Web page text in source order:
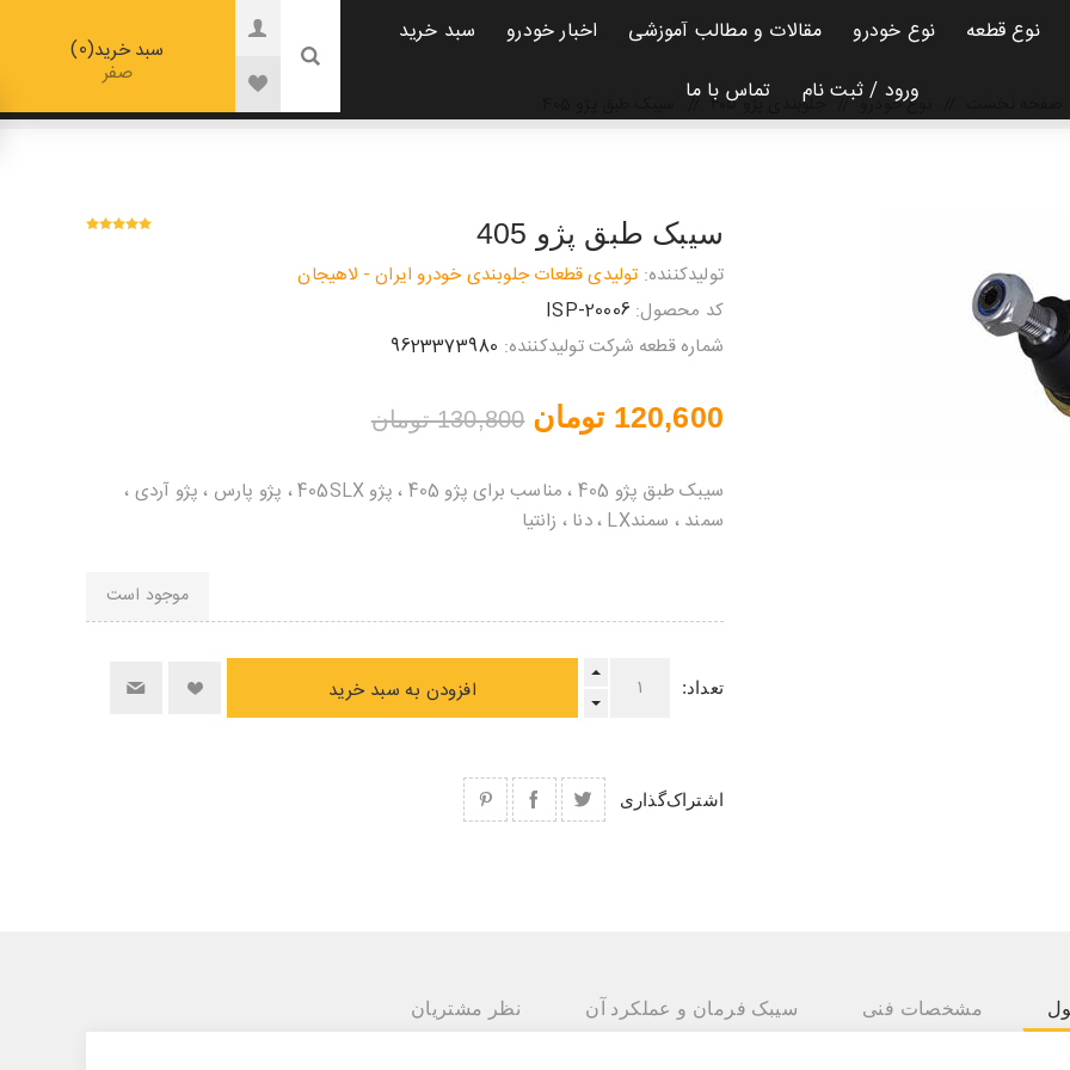
نوع قطعه نوع خودرو مقالات و مطالب آموزشی اخبار خودرو
سبد خرید
ورود / ثبت نام
تماس با ما
سبد خرید 0
صفر
نوع خودرو / جلوبندی پژو ۴۰۵ /
سیبک طبق پژو 405
تولیدکننده: تولیدی قطعات جلوبندی خودرو ایران - لاهیجان
کد محصول: ISP-20006
شماره قطعه شرکت تولیدکننده: 9623373980
120,600 تومان 130,800 تومان
سیبک طبق پژو 405 ، مناسب برای پژو 405 ، پژو 405SLX ، پژو پارس ، پژو آردی ،
سمند ، سمندLX ، دنا ، زانتیا
موجود است
تعداد: افزودن به سبد خرید
اشتراک‌گذاری
مشخصات فنی سیبک فرمان و عملکرد آن نظر مشتریان